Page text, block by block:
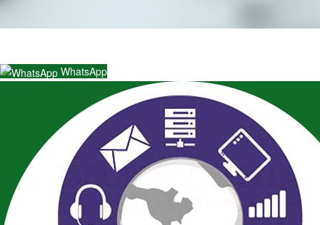
WhatsApp